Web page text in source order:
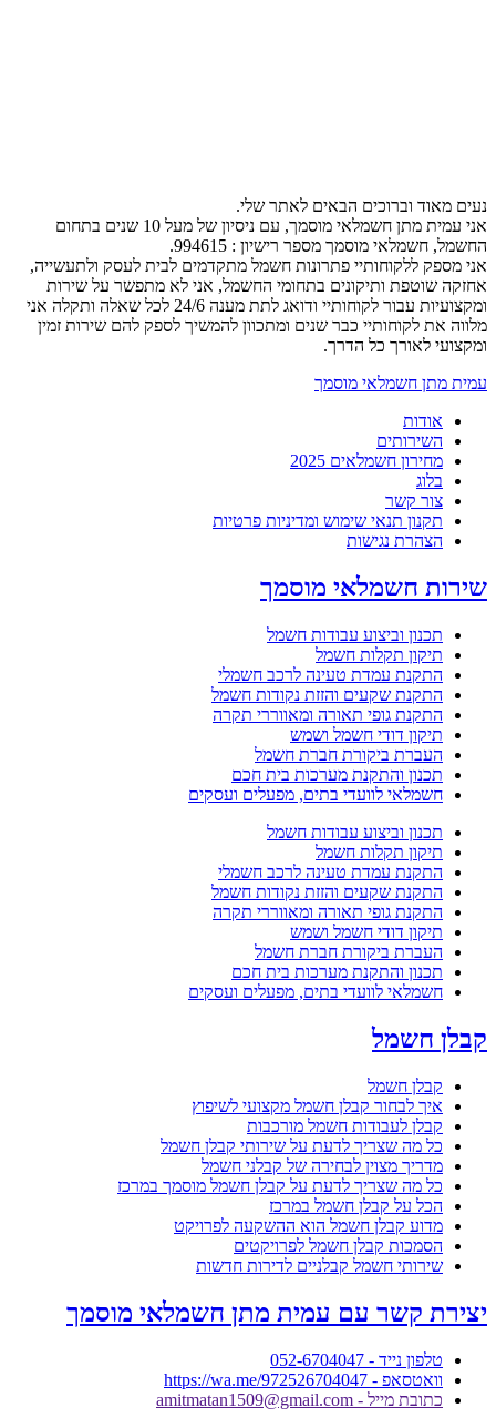
נעים מאוד וברוכים הבאים לאתר שלי.
אני עמית מתן חשמלאי מוסמך, עם ניסיון של מעל 10 שנים בתחום
החשמל, חשמלאי מוסמך מספר רישיון : 994615.
אני מספק ללקוחותיי פתרונות חשמל מתקדמים לבית לעסק ולתעשייה,
אחזקה שוטפת ותיקונים בתחומי החשמל, אני לא מתפשר על שירות
ומקצועיות עבור לקוחותיי ודואג לתת מענה 24/6 לכל שאלה ותקלה אני
מלווה את לקוחותיי כבר שנים ומתכוון להמשיך לספק להם שירות זמין
ומקצועי לאורך כל הדרך.
עמית מתן חשמלאי מוסמך
אודות
השירותים
מחירון חשמלאים 2025
בלוג
צור קשר
תקנון תנאי שימוש ומדיניות פרטיות
הצהרת נגישות
שירות חשמלאי מוסמך
תכנון וביצוע עבודות חשמל
תיקון תקלות חשמל
התקנת עמדת טעינה לרכב חשמלי
התקנת שקעים והזזת נקודות חשמל
התקנת גופי תאורה ומאווררי תקרה
תיקון דודי חשמל ושמש
העברת ביקורת חברת חשמל
תכנון והתקנת מערכות בית חכם
חשמלאי לוועדי בתים, מפעלים ועסקים
תכנון וביצוע עבודות חשמל
תיקון תקלות חשמל
התקנת עמדת טעינה לרכב חשמלי
התקנת שקעים והזזת נקודות חשמל
התקנת גופי תאורה ומאווררי תקרה
תיקון דודי חשמל ושמש
העברת ביקורת חברת חשמל
תכנון והתקנת מערכות בית חכם
חשמלאי לוועדי בתים, מפעלים ועסקים
קבלן חשמל
קבלן חשמל
איך לבחור קבלן חשמל מקצועי לשיפוץ
קבלן לעבודות חשמל מורכבות
כל מה שצריך לדעת על שירותי קבלן חשמל
מדריך מצוין לבחירה של קבלני חשמל
כל מה שצריך לדעת על קבלן חשמל מוסמך במרכז
הכל על קבלן חשמל במרכז
מדוע קבלן חשמל הוא ההשקעה לפרויקט
הסמכות קבלן חשמל לפרויקטים
שירותי חשמל קבלניים לדירות חדשות
יצירת קשר עם עמית מתן חשמלאי מוסמך
טלפון נייד - 052-6704047
וואטסאפ - https://wa.me/972526704047
כתובת מייל - amitmatan1509@gmail.com